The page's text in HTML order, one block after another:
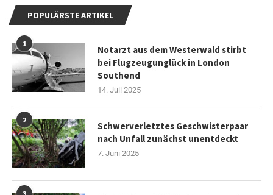
POPULÄRSTE ARTIKEL
1
Notarzt aus dem Westerwald stirbt
bei Flugzeugunglück in London
Southend
14. Juli 2025
2
Schwerverletztes Geschwisterpaar
nach Unfall zunächst unentdeckt
7. Juni 2025